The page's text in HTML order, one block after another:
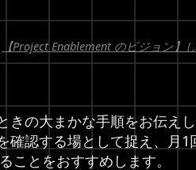
【Project Enablement のビジョン】
きの大まかな手順をお伝え
確認する場として捉え、月
ことをおすすめします。